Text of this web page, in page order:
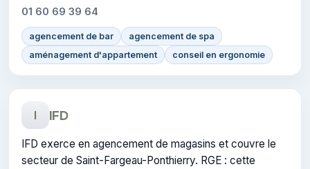
01 60 69 39 64
agencement de bar
agencement de spa
aménagement d'appartement
conseil en ergonomie
I IFD
IFD exerce en agencement de magasins et couvre le
secteur de Saint-Fargeau-Ponthierry. RGE : cette